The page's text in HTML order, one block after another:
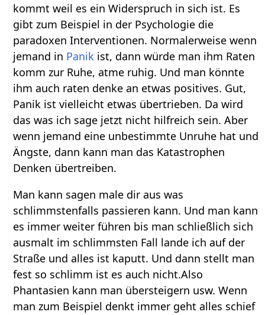
kommt weil es ein Widerspruch in sich ist. Es
gibt zum Beispiel in der Psychologie die
paradoxen Interventionen. Normalerweise wenn
jemand in Panik ist, dann würde man ihm Raten
komm zur Ruhe, atme ruhig. Und man könnte
ihm auch raten denke an etwas positives. Gut,
Panik ist vielleicht etwas übertrieben. Da wird
das was ich sage jetzt nicht hilfreich sein. Aber
wenn jemand eine unbestimmte Unruhe hat und
Ängste, dann kann man das Katastrophen
Denken übertreiben.
Man kann sagen male dir aus was
schlimmstenfalls passieren kann. Und man kann
es immer weiter führen bis man schließlich sich
ausmalt im schlimmsten Fall lande ich auf der
Straße und alles ist kaputt. Und dann stellt man
fest so schlimm ist es auch nicht.Also
Phantasien kann man übersteigern usw. Wenn
man zum Beispiel denkt immer geht alles schief